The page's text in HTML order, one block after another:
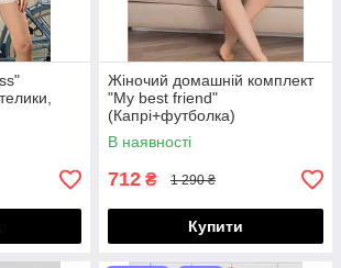
Жіночий домашній комплект
"My best friend"
(Капрі+футболка)
В наявності
712 ₴ 1 290 ₴
Купити